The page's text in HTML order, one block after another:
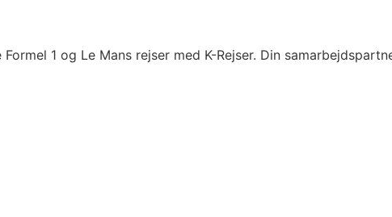
1 og Le Mans rejser med K-Rejser. Din